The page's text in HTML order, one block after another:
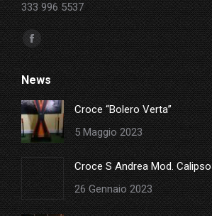
333 996 5537
Ci puoi trovare su:
Facebook
page
opens
in
new
window
News
Croce “Bolero Verta”
5 Maggio 2023
Croce S Andrea Mod. Calipso
26 Gennaio 2023